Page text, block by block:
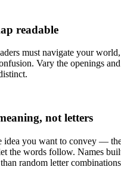
readable
must navigate your
Vary the openings
not letters
idea you want to convey —
the words follow. Names
random letter